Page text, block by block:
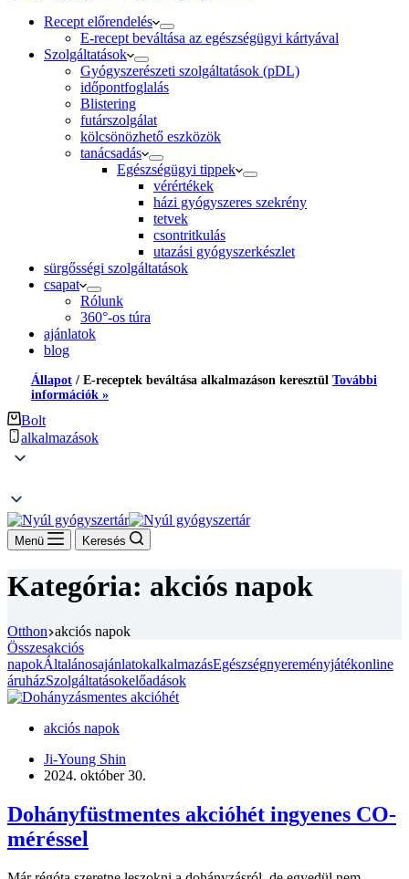
Recept előrendelés
E-recept beváltása az egészségügyi kártyával
Szolgáltatások
Gyógyszerészeti szolgáltatások (pDL)
időpontfoglalás
Blistering
futárszolgálat
kölcsönözhető eszközök
tanácsadás
Egészségügyi tippek
vérértékek
házi gyógyszeres szekrény
tetvek
csontritkulás
utazási gyógyszerkészlet
sürgősségi szolgáltatások
csapat
Rólunk
360°-os túra
ajánlatok
blog
Állapot / E-receptek beváltása alkalmazáson keresztül További
információk »
Bolt
alkalmazások
Menü Keresés
Kategória: akciós napok
Otthon akciós napok
Összesakciós
napokÁltalánosajánlatokalkalmazásEgészségnyereményjátékonline
áruházSzolgáltatásokelőadások
akciós napok
Ji-Young Shin
2024. október 30.
Dohányfüstmentes akcióhét ingyenes CO-
méréssel